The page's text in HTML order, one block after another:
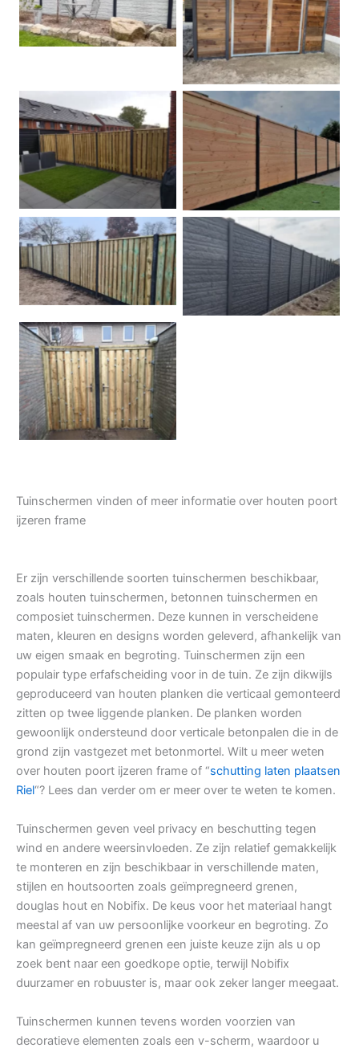
Betonschutting
Dubbele poort
Betonpalen schutting Douglas
Hout beton schuttingen Rots motief antraciet
Tuindeur grenen
Tuinschermen vinden of meer informatie over houten poort
ijzeren frame
Er zijn verschillende soorten tuinschermen beschikbaar,
zoals houten tuinschermen, betonnen tuinschermen en
composiet tuinschermen. Deze kunnen in verscheidene
maten, kleuren en designs worden geleverd, afhankelijk van
uw eigen smaak en begroting. Tuinschermen zijn een
populair type erfafscheiding voor in de tuin. Ze zijn dikwijls
geproduceerd van houten planken die verticaal gemonteerd
zitten op twee liggende planken. De planken worden
gewoonlijk ondersteund door verticale betonpalen die in de
grond zijn vastgezet met betonmortel. Wilt u meer weten
over houten poort ijzeren frame of “schutting laten plaatsen
Riel“? Lees dan verder om er meer over te weten te komen.
Tuinschermen geven veel privacy en beschutting tegen
wind en andere weersinvloeden. Ze zijn relatief gemakkelijk
te monteren en zijn beschikbaar in verschillende maten,
stijlen en houtsoorten zoals geïmpregneerd grenen,
douglas hout en Nobifix. De keus voor het materiaal hangt
meestal af van uw persoonlijke voorkeur en begroting. Zo
kan geïmpregneerd grenen een juiste keuze zijn als u op
zoek bent naar een goedkope optie, terwijl Nobifix
duurzamer en robuuster is, maar ook zeker langer meegaat.
Tuinschermen kunnen tevens worden voorzien van
decoratieve elementen zoals een v-scherm, waardoor u